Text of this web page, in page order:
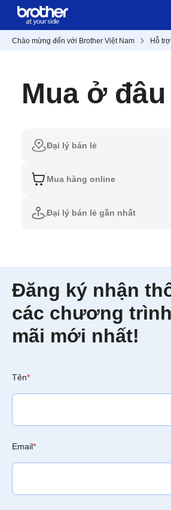
Chào mừng đến với Brother Việt Nam Hỗ
Mua ở đâu
Đại lý bán lẻ
Mua hàng online
Đại lý bán lẻ gần nhất
Đăng ký nhận
các chương
mãi mới nhất!
Tên*
Email*